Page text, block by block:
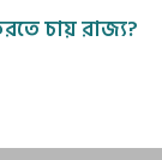
চায় রাজ্য?